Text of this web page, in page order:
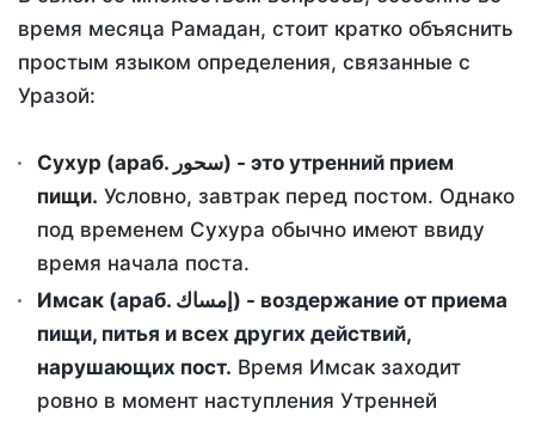
время месяца Рамадан, стоит кратко объяснить
простым языком определения, связанные с
Уразой:
Сухур (араб. سحور) - это утренний прием
пищи. Условно, завтрак перед постом. Однако
под временем Сухура обычно имеют ввиду
время начала поста.
Имсак (араб. إمساك) - воздержание от приема
пищи, питья и всех других действий,
нарушающих пост. Время Имсак заходит
ровно в момент наступления Утренней